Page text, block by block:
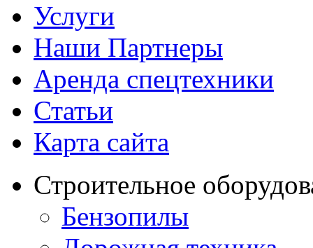
Услуги
Наши Партнеры
Аренда спецтехники
Статьи
Карта сайта
Строительное
Бензопилы